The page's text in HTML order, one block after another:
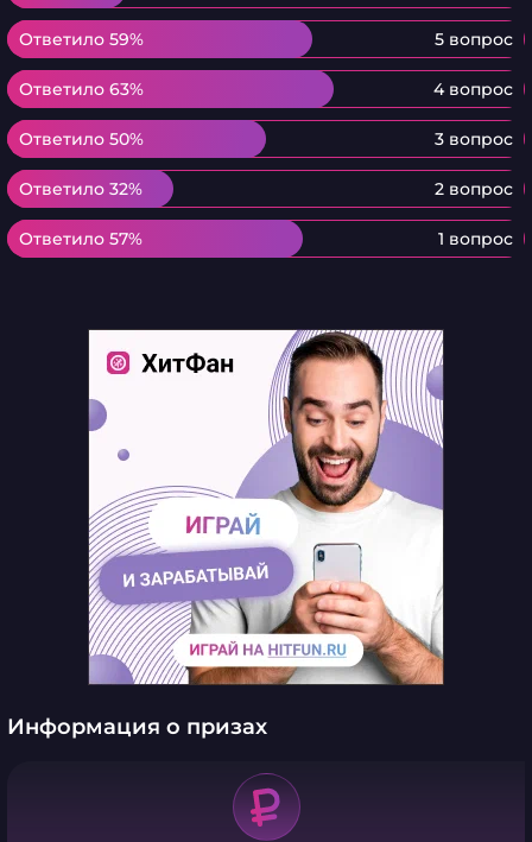
Ответило 59% 5 вопрос
Ответило 59%
Ответило 63% 4 вопрос
Ответило 63%
Ответило 50% 3 вопрос
Ответило 50%
Ответило 32% 2 вопрос
Ответило 32%
Ответило 57% 1 вопрос
Ответило 57%
Информация о призах